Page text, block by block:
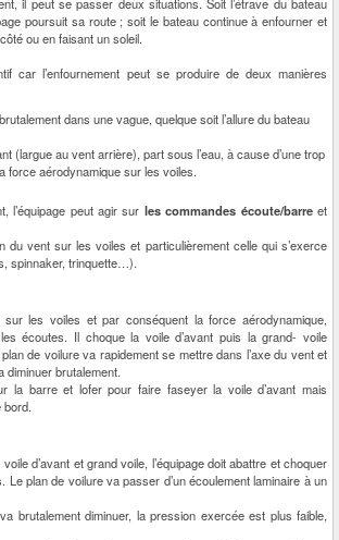
poursuit sa route ; soit le bateau continue à enfourner et
ou en faisant un soleil.
car l’enfournement peut se produire de deux manières
dans une vague, quelque soit l’allure du bateau
(largue au vent arrière), part sous l’eau, à cause d’une trop
force aérodynamique sur les voiles.
l’équipage peut agir sur les commandes écoute/barreet
du vent sur les voiles et particulièrement celle qui s’exerce
spinnaker, trinquette…).
les voiles et par conséquent la force aérodynamique,
écoutes. Il choque la voile d’avant puis la grand- voile
de voilure va rapidement se mettre dans l’axe du vent et
diminuer brutalement.
la barre et lofer pour faire faseyer la voile d’avant mais
bord.
d’avant et grand voile, l’équipage doit abattre et choquer
Le plan de voilure va passer d’un écoulement laminaire à un
brutalement diminuer, la pression exercée est plus faible,